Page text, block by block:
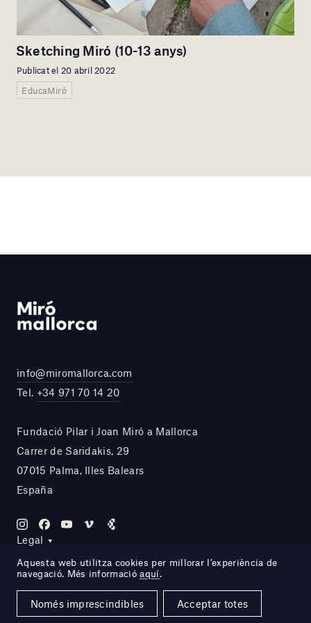
Sketching Miró (10-13 anys)
Publicat el 20 abril 2022
EducaMiró
info@miromallorca.com
Tel. +34 971 70 14 20
Fundació Pilar i Joan Miró a Mallorca
Carrer de Saridakis, 29
07015 Palma, Illes Balears
España
Legal
Site by DOMO—A
Aquesta web utilitza cookies per millorar l’experiència de
navegació. Més informacióaquí.
Només imprescindibles Acceptar totes